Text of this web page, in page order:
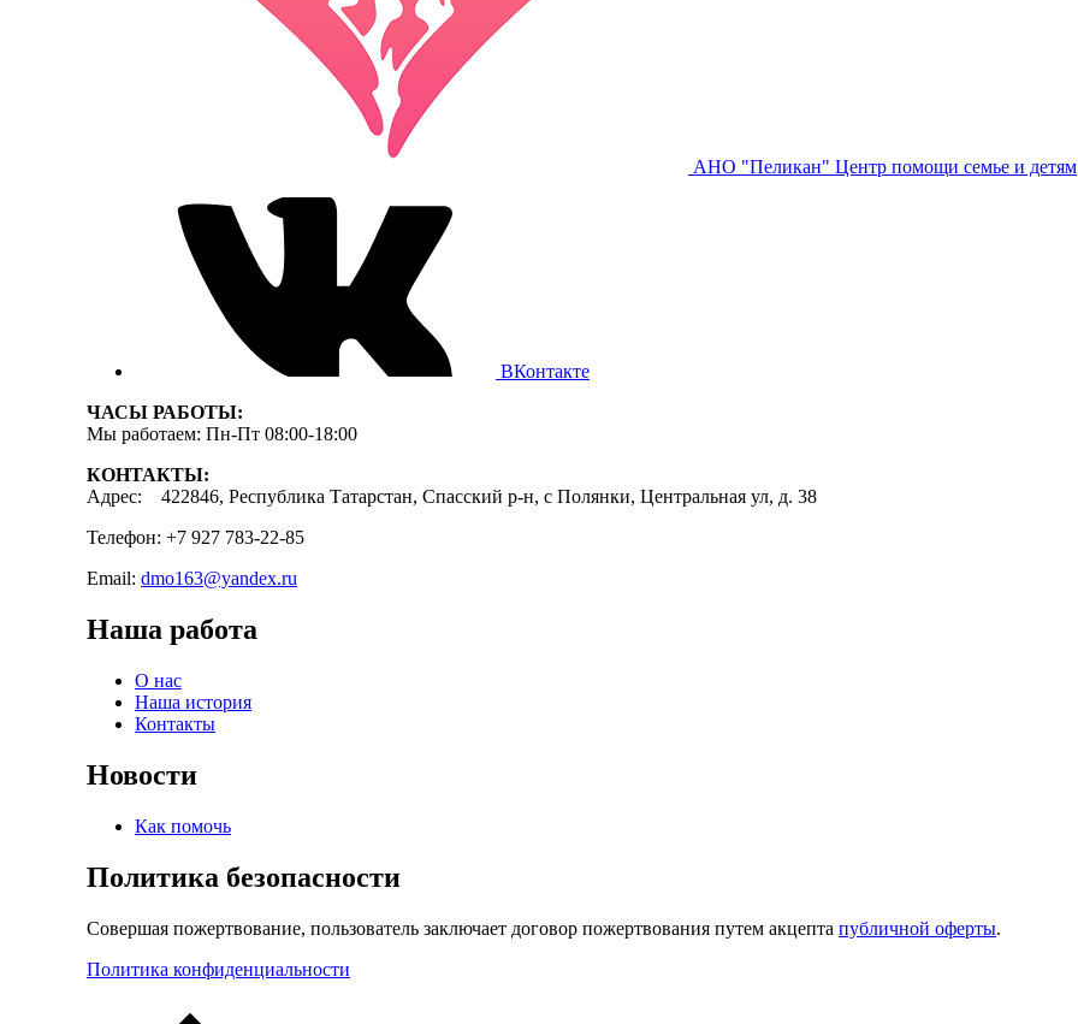
АНО "Пеликан" Центр помощи семье и детям
ВКонтакте
ЧАСЫ РАБОТЫ:
Мы работаем: Пн-Пт 08:00-18:00
КОНТАКТЫ:
Адрес: 422846, Республика Татарстан, Спасский р-н, с Полянки, Центральная ул, д. 38
Телефон: +7 927 783-22-85
Email: dmo163@yandex.ru
Наша работа
О нас
Наша история
Контакты
Новости
Как помочь
Политика безопасности
Совершая пожертвование, пользователь заключает договор пожертвования путем акцепта публичной оферты.
Политика конфиденциальности